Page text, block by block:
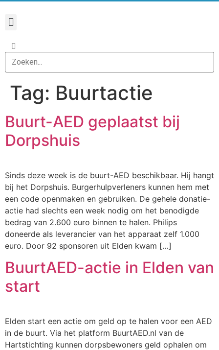
Tag: Buurtactie
Buurt-AED geplaatst bij
Dorpshuis
Sinds deze week is de buurt-AED beschikbaar. Hij hangt
bij het Dorpshuis. Burgerhulpverleners kunnen hem met
een code openmaken en gebruiken. De gehele donatie-
actie had slechts een week nodig om het benodigde
bedrag van 2.600 euro binnen te halen. Philips
doneerde als leverancier van het apparaat zelf 1.000
euro. Door 92 sponsoren uit Elden kwam […]
BuurtAED-actie in Elden van
start
Elden start een actie om geld op te halen voor een AED
in de buurt. Via het platform BuurtAED.nl van de
Hartstichting kunnen dorpsbewoners geld ophalen om